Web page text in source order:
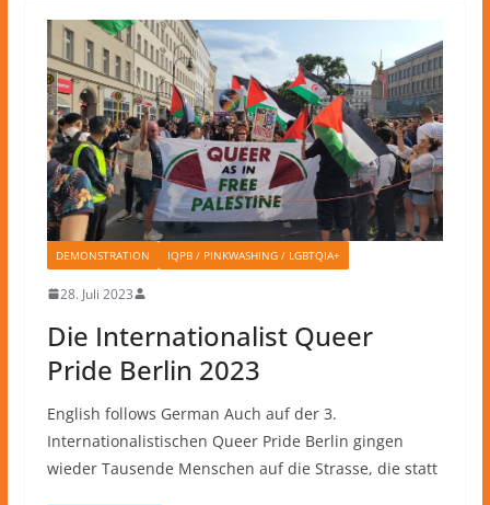
DEMONSTRATION IQPB / PINKWASHING / LGBTQIA+
28. Juli 2023
Die Internationalist Queer
Pride Berlin 2023
English follows German Auch auf der 3.
Internationalistischen Queer Pride Berlin gingen
wieder Tausende Menschen auf die Strasse, die statt